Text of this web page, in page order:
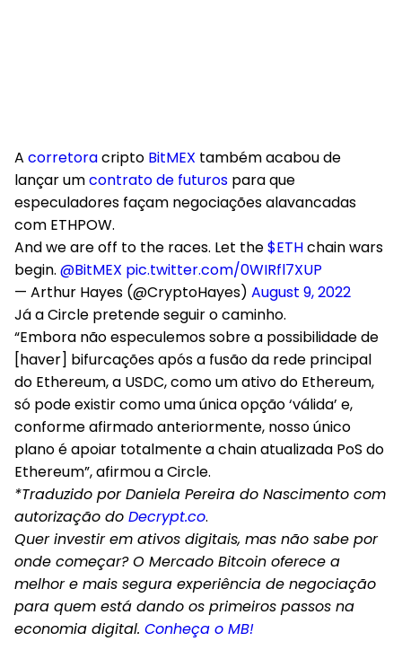
A corretoracripto BitMEX também acabou de
lançar umcontrato de futuros para que
especuladores façam negociações alavancadas
com ETHPOW.
And we are off to the races. Let the$ETHchain wars
begin. ⁦ @BitMEX pic.twitter.com/0WIRfl7XUP
— Arthur Hayes (@CryptoHayes) August 9, 2022
Já a Circle pretende seguir o caminho.
“Embora não especulemos sobre a possibilidade de
[haver] bifurcações após a fusão da rede principal
do Ethereum, a USDC, como um ativo do Ethereum,
só pode existir como uma única opção ‘válida’ e,
conforme afirmado anteriormente, nosso único
plano é apoiar totalmente a chain atualizada PoS do
Ethereum”, afirmou a Circle.
*Traduzido por Daniela Pereira do Nascimento com
autorização do Decrypt.co.
Quer investir em ativos digitais, mas não sabe por
onde começar? O Mercado Bitcoin oferece a
melhor e mais segura experiência de negociação
para quem está dando os primeiros passos na
economia digital. Conheça o MB!